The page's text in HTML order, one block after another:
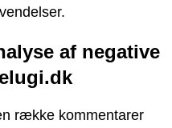
af negative
række kommentarer